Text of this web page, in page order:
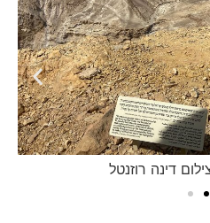
דינה רוזנטל